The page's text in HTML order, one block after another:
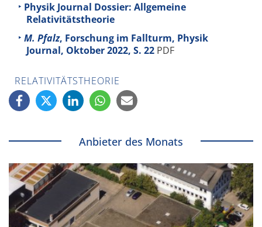
Physik Journal Dossier: Allgemeine
Relativitätstheorie
M. Pfalz, Forschung im Fallturm, Physik
Journal, Oktober 2022, S. 22 PDF
RELATIVITÄTSTHEORIE
Anbieter des Monats